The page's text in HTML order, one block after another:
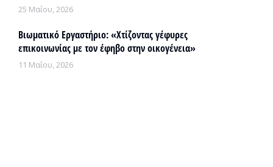
25 Μαΐου, 2026
Βιωματικό Εργαστήριο: «Χτίζοντας γέφυρες
επικοινωνίας με τον έφηβο στην οικογένεια»
11 Μαΐου, 2026